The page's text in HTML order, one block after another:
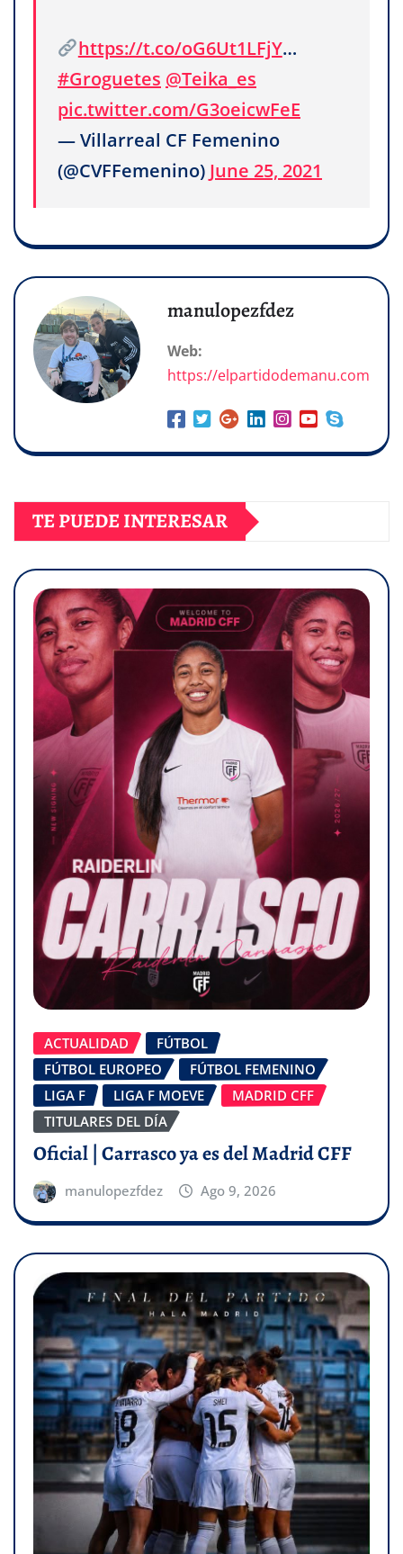
https://t.co/oG6Ut1LFjY…
#Groguetes @Teika_es
pic.twitter.com/G3oeicwFeE
— Villarreal CF Femenino
(@CVFFemenino) June 25, 2021
manulopezfdez
Web:
https://elpartidodemanu.com
TE PUEDE INTERESAR
ACTUALIDAD
FÚTBOL
FÚTBOL EUROPEO
FÚTBOL FEMENINO
LIGA F
LIGA F MOEVE
MADRID CFF
TITULARES DEL DÍA
Oficial | Carrasco ya es del Madrid CFF
manulopezfdez Ago 9, 2026